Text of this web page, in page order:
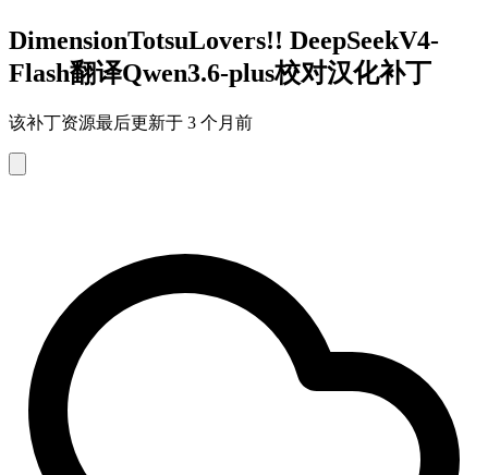
DimensionTotsuLovers!! DeepSeekV4-
Flash翻译Qwen3.6-plus校对汉化补丁
该补丁资源最后更新于 3 个月前